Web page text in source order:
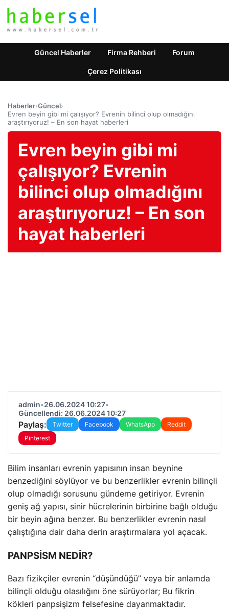
Güncel Haberler Firma Rehberi Forum
Çerez Politikası
Haberler›Güncel›
Evren beyin gibi mi çalışıyor? Evrenin bilinci olup olmadığını
araştırıyoruz! – En son hayat haberleri
Evren beyin gibi mi
çalışıyor? Evrenin
bilinci olup olmadığını
araştırıyoruz! – En son
hayat haberleri
admin•26.06.2024 10:27•
Güncellendi: 26.06.2024 10:27
Paylaş: Twitter Facebook WhatsApp
Reddit
Pinterest
Bilim insanları evrenin yapısının insan beynine
benzediğini söylüyor ve bu benzerlikler evrenin bilinçli
olup olmadığı sorusunu gündeme getiriyor. Evrenin
geniş ağ yapısı, sinir hücrelerinin birbirine bağlı olduğu
bir beyin ağına benzer. Bu benzerlikler evrenin nasıl
çalıştığına dair daha derin araştırmalara yol açacak.
PANPSİSM NEDİR?
Bazı fizikçiler evrenin “düşündüğü” veya bir anlamda
bilinçli olduğu olasılığını öne sürüyorlar; Bu fikrin
kökleri panpsişizm felsefesine dayanmaktadır.